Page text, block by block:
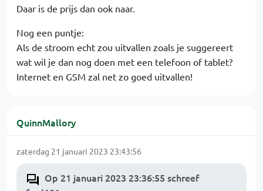
Daar is de prijs dan ook naar.
Nog een puntje:
Als de stroom echt zou uitvallen zoals je suggereert
wat wil je dan nog doen met een telefoon of tablet?
Internet en GSM zal net zo goed uitvallen!
QuinnMallory
zaterdag 21 januari 2023 23:43:56
Op 21 januari 2023 23:36:55 schreef